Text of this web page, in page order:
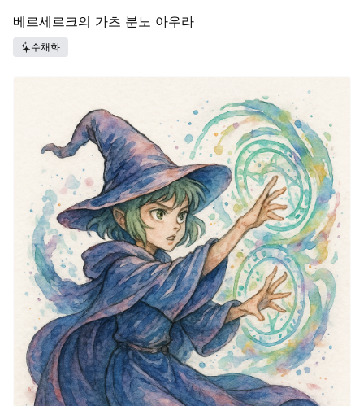
베르세르크의 가츠 분노 아우라
수채화